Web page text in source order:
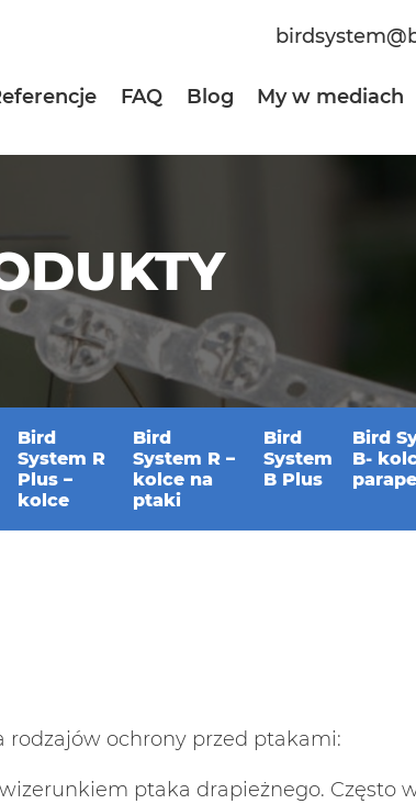
FAQ Blog My w mediach
Bird
System R
Plus –
kolce
Bird
System R –
kolce na
ptaki
Bird
System
B Plus
Bird
B-
ochrony przed ptakami:
ptaka drapieżnego. Często